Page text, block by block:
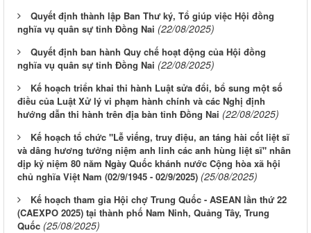
Quyết định thành lập Ban Thư ký, Tổ giúp việc Hội đồng
nghĩa vụ quân sự tỉnh Đồng Nai (22/08/2025)
Quyết định ban hành Quy chế hoạt động của Hội đồng
nghĩa vụ quân sự tỉnh Đồng Nai (22/08/2025)
Kế hoạch triển khai thi hành Luật sửa đổi, bổ sung một số
điều của Luật Xử lý vi phạm hành chính và các Nghị định
hướng dẫn thi hành trên địa bàn tỉnh Đồng Nai (22/08/2025)
Kế hoạch tổ chức "Lễ viếng, truy điệu, an táng hài cốt liệt sĩ
và dâng hương tưởng niệm anh linh các anh hùng liệt sĩ" nhân
dịp kỷ niệm 80 năm Ngày Quốc khánh nước Cộng hòa xã hội
chủ nghĩa Việt Nam (02/9/1945 - 02/9/2025) (25/08/2025)
Kế hoạch tham gia Hội chợ Trung Quốc - ASEAN lần thứ 22
(CAEXPO 2025) tại thành phố Nam Ninh, Quảng Tây, Trung
Quốc (25/08/2025)